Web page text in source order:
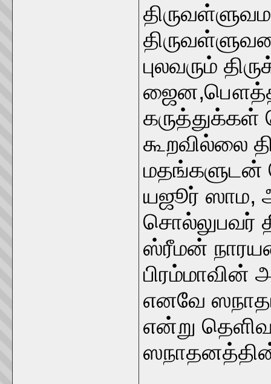
புலவரும்
கூறவில்லை
மதங்களுடன்
யஜூர் ஸாம,
சொல்லுபவர்
ஸ்ரீமன்
பிரம்மாவின்
எனவே
என்று
ஸநாதனத்தின்